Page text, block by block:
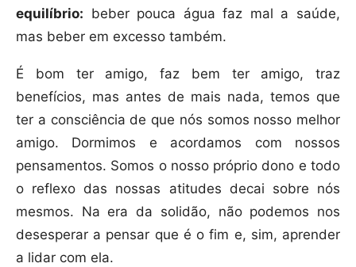
equilíbrio: beber pouca água faz mal a saúde,
mas beber em excesso também.
É bom ter amigo, faz bem ter amigo, traz
benefícios, mas antes de mais nada, temos que
ter a consciência de que nós somos nosso melhor
amigo. Dormimos e acordamos com nossos
pensamentos. Somos o nosso próprio dono e todo
o reflexo das nossas atitudes decai sobre nós
mesmos. Na era da solidão, não podemos nos
desesperar a pensar que é o fim e, sim, aprender
a lidar com ela.